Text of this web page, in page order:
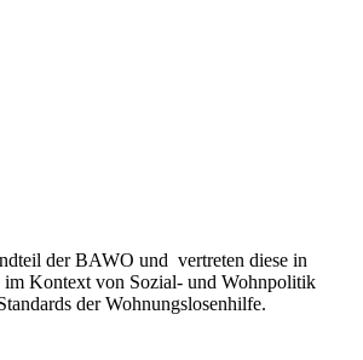
der BAWO und vertreten diese in
im Kontext von Sozial- und Wohnpolitik
der Wohnungslosenhilfe.